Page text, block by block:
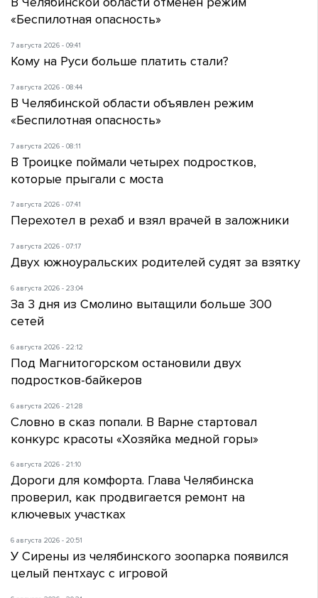
«Беспилотная опасность»
7 августа 2026 - 09:41
Кому на Руси больше платить стали?
7 августа 2026 - 08:44
В Челябинской области объявлен режим
«Беспилотная опасность»
7 августа 2026 - 08:11
В Троицке поймали четырех подростков,
которые прыгали с моста
7 августа 2026 - 07:41
Перехотел в рехаб и взял врачей в заложники
7 августа 2026 - 07:17
Двух южноуральских родителей судят за взятку
6 августа 2026 - 23:04
За 3 дня из Смолино вытащили больше 300
сетей
6 августа 2026 - 22:12
Под Магнитогорском остановили двух
подростков-байкеров
6 августа 2026 - 21:28
Словно в сказ попали. В Варне стартовал
конкурс красоты «Хозяйка медной горы»
6 августа 2026 - 21:10
Дороги для комфорта. Глава Челябинска
проверил, как продвигается ремонт на
ключевых участках
6 августа 2026 - 20:51
У Сирены из челябинского зоопарка появился
целый пентхаус с игровой